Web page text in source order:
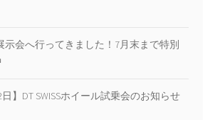
示会へ行ってきました！7月末まで特別
日】DT SWISSホイール試乗会のお知らせ